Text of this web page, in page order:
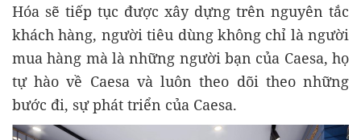
Hóa sẽ tiếp tục được xây dựng trên nguyên tắc
khách hàng, người tiêu dùng không chỉ là người
mua hàng mà là những người bạn của Caesa, họ
tự hào về Caesa và luôn theo dõi theo những
bước đi, sự phát triển của Caesa.